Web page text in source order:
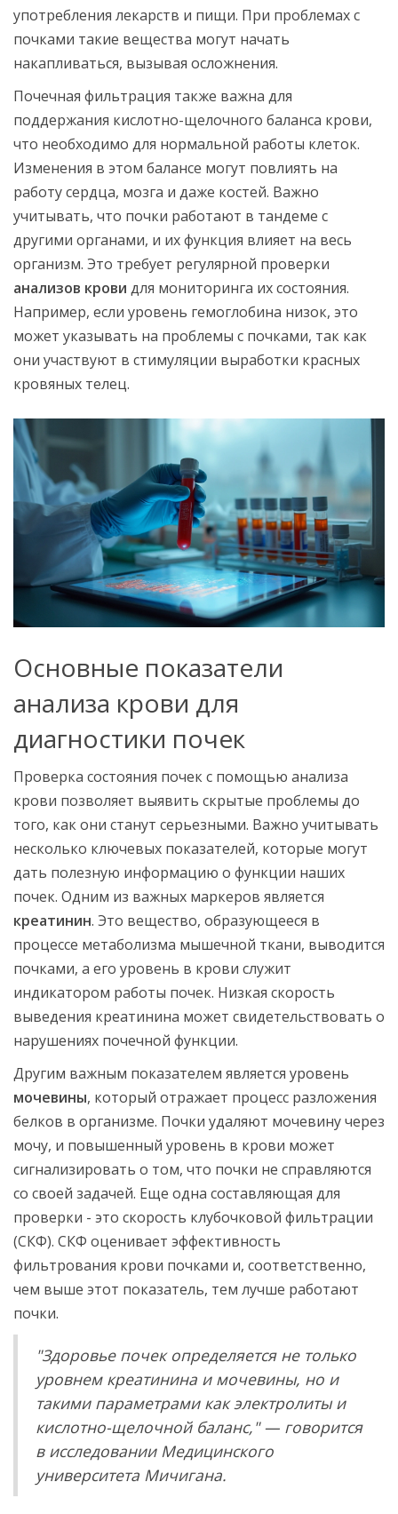
употребления лекарств и пищи. При проблемах с
почками такие вещества могут начать
накапливаться, вызывая осложнения.
Почечная фильтрация также важна для
поддержания кислотно-щелочного баланса крови,
что необходимо для нормальной работы клеток.
Изменения в этом балансе могут повлиять на
работу сердца, мозга и даже костей. Важно
учитывать, что почки работают в тандеме с
другими органами, и их функция влияет на весь
организм. Это требует регулярной проверки
анализов крови для мониторинга их состояния.
Например, если уровень гемоглобина низок, это
может указывать на проблемы с почками, так как
они участвуют в стимуляции выработки красных
кровяных телец.
Основные показатели
анализа крови для
диагностики почек
Проверка состояния почек с помощью анализа
крови позволяет выявить скрытые проблемы до
того, как они станут серьезными. Важно учитывать
несколько ключевых показателей, которые могут
дать полезную информацию о функции наших
почек. Одним из важных маркеров является
креатинин. Это вещество, образующееся в
процессе метаболизма мышечной ткани, выводится
почками, а его уровень в крови служит
индикатором работы почек. Низкая скорость
выведения креатинина может свидетельствовать о
нарушениях почечной функции.
Другим важным показателем является уровень
мочевины, который отражает процесс разложения
белков в организме. Почки удаляют мочевину через
мочу, и повышенный уровень в крови может
сигнализировать о том, что почки не справляются
со своей задачей. Еще одна составляющая для
проверки - это скорость клубочковой фильтрации
(СКФ). СКФ оценивает эффективность
фильтрования крови почками и, соответственно,
чем выше этот показатель, тем лучше работают
почки.
"Здоровье почек определяется не только
уровнем креатинина и мочевины, но и
такими параметрами как электролиты и
кислотно-щелочной баланс," — говорится
в исследовании Медицинского
университета Мичигана.